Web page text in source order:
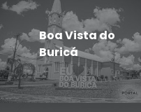
Boa Vista do
Buricá